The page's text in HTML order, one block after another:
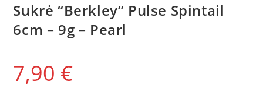
Sukrė “Berkley” Pulse Spintail
6cm – 9g – Pearl
7,90 €